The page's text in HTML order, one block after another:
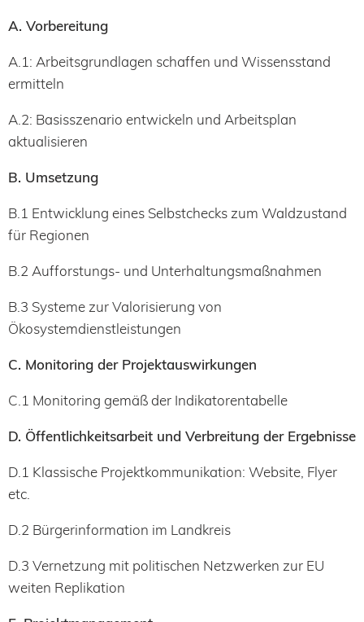
A. Vorbereitung
A.1: Arbeitsgrundlagen schaffen und Wissensstand
ermitteln
A.2: Basisszenario entwickeln und Arbeitsplan
aktualisieren
B. Umsetzung
B.1 Entwicklung eines Selbstchecks zum Waldzustand
für Regionen
B.2 Aufforstungs- und Unterhaltungsmaßnahmen
B.3 Systeme zur Valorisierung von
Ökosystemdienstleistungen
C. Monitoring der Projektauswirkungen
C.1 Monitoring gemäß der Indikatorentabelle
D. Öffentlichkeitsarbeit und Verbreitung der Ergebnisse
D.1 Klassische Projektkommunikation: Website, Flyer
etc.
D.2 Bürgerinformation im Landkreis
D.3 Vernetzung mit politischen Netzwerken zur EU
weiten Replikation